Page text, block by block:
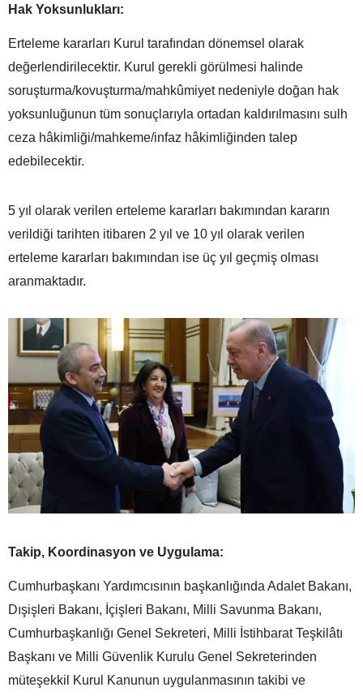
Hak Yoksunlukları:
Erteleme kararları Kurul tarafından dönemsel olarak
değerlendirilecektir. Kurul gerekli görülmesi halinde
soruşturma/kovuşturma/mahkûmiyet nedeniyle doğan hak
yoksunluğunun tüm sonuçlarıyla ortadan kaldırılmasını sulh
ceza hâkimliği/mahkeme/infaz hâkimliğinden talep
edebilecektir.
5 yıl olarak verilen erteleme kararları bakımından kararın
verildiği tarihten itibaren 2 yıl ve 10 yıl olarak verilen
erteleme kararları bakımından ise üç yıl geçmiş olması
aranmaktadır.
Takip, Koordinasyon ve Uygulama:
Cumhurbaşkanı Yardımcısının başkanlığında Adalet Bakanı,
Dışişleri Bakanı, İçişleri Bakanı, Milli Savunma Bakanı,
Cumhurbaşkanlığı Genel Sekreteri, Milli İstihbarat Teşkilâtı
Başkanı ve Milli Güvenlik Kurulu Genel Sekreterinden
müteşekkil Kurul Kanunun uygulanmasının takibi ve